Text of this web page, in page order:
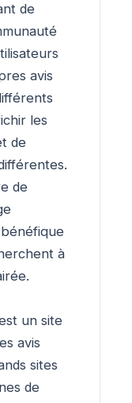
de
avis
les
de
de
à
un site
avis
sites
de